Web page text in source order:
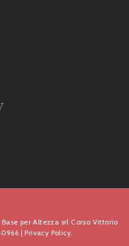
per Altezza srl Corso Vittorio
|Privacy Policy.